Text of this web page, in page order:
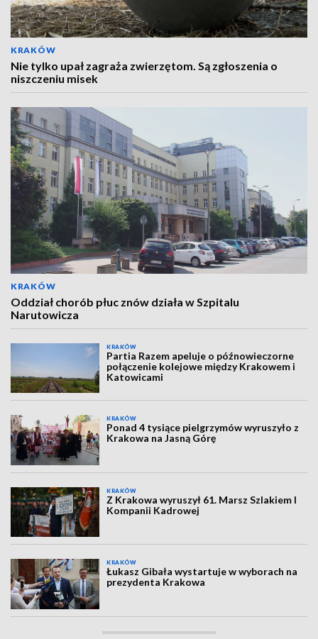
KRAKÓW
Nie tylko upał zagraża zwierzętom. Są zgłoszenia o
niszczeniu misek
KRAKÓW
Oddział chorób płuc znów działa w Szpitalu
Narutowicza
KRAKÓW
Partia Razem apeluje o późnowieczorne
połączenie kolejowe między Krakowem i
Katowicami
KRAKÓW
Ponad 4 tysiące pielgrzymów wyruszyło z
Krakowa na Jasną Górę
KRAKÓW
Z Krakowa wyruszył 61. Marsz Szlakiem I
Kompanii Kadrowej
KRAKÓW
Łukasz Gibała wystartuje w wyborach na
prezydenta Krakowa